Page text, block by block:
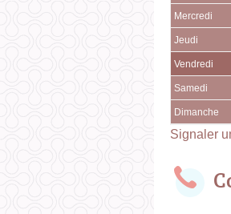
Mercredi
Jeudi
Vendredi
Samedi
Dimanche
Signaler